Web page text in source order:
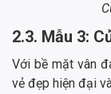
2.3. Mẫu 3:
Với bề mặt vân
vẻ đẹp hiện đại